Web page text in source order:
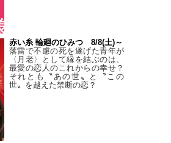
赤い糸 輪廻のひみつ 8/8(土)～
落雷で不慮の死を遂げた青年が
〈月老〉として縁を結ぶのは、
最愛の恋人のこれからの幸せ？
それとも〝あの世〟と〝この
世〟を越えた禁断の恋？